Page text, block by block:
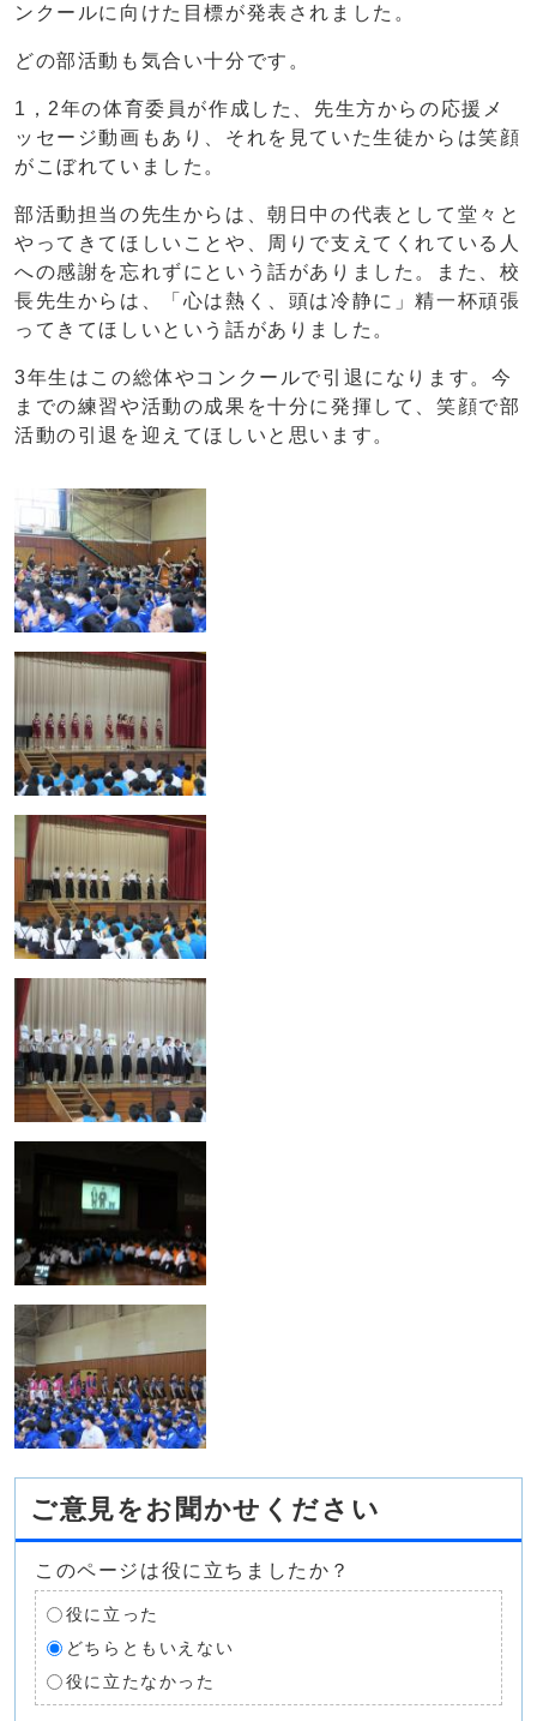
ンクールに向けた目標が発表されました。
どの部活動も気合い十分です。
1，2年の体育委員が作成した、先生方からの応援メ
ッセージ動画もあり、それを見ていた生徒からは笑顔
がこぼれていました。
部活動担当の先生からは、朝日中の代表として堂々と
やってきてほしいことや、周りで支えてくれている人
への感謝を忘れずにという話がありました。また、校
長先生からは、「心は熱く、頭は冷静に」精一杯頑張
ってきてほしいという話がありました。
3年生はこの総体やコンクールで引退になります。今
までの練習や活動の成果を十分に発揮して、笑顔で部
活動の引退を迎えてほしいと思います。
ご意見をお聞かせください
このページは役に立ちましたか？
役に立った
どちらともいえない
役に立たなかった